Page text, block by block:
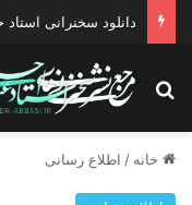
جستجو برای
خانه / اطلاع رسانی